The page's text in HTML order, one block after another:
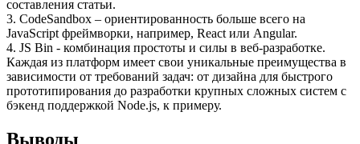
составления статьи.
3. CodeSandbox – ориентированность больше всего на
JavaScript фреймворки, например, React или Angular.
4. JS Bin - комбинация простоты и силы в веб-разработке.
Каждая из платформ имеет свои уникальные преимущества в
зависимости от требований задач: от дизайна для быстрого
прототипирования до разработки крупных сложных систем с
бэкенд поддержкой Node.js, к примеру.
Выводы